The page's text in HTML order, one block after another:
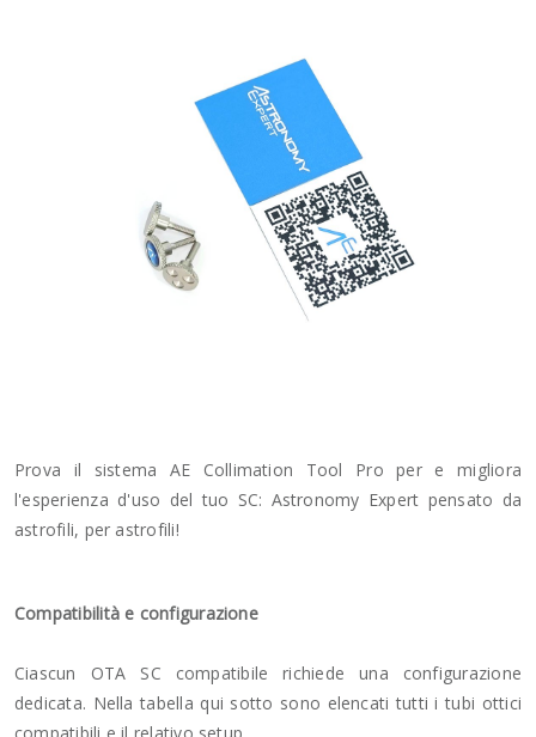
Prova il sistema AE Collimation Tool Pro per e migliora
l'esperienza d'uso del tuo SC: Astronomy Expert pensato da
astrofili, per astrofili!
Compatibilità e configurazione
Ciascun OTA SC compatibile richiede una configurazione
dedicata. Nella tabella qui sotto sono elencati tutti i tubi ottici